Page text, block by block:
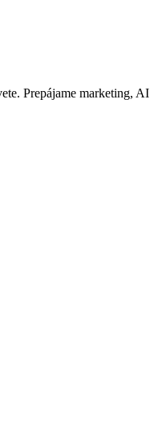
Prepájame marketing, AI